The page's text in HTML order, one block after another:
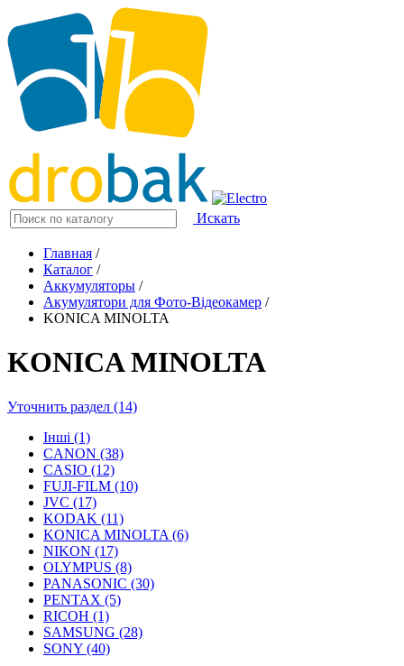
Искать
Главная /
Каталог /
Аккумуляторы /
Акумулятори для Фото-Відеокамер /
KONICA MINOLTA
KONICA MINOLTA
Уточнить раздел (14)
Інші (1)
CANON (38)
CASIO (12)
FUJI-FILM (10)
JVC (17)
KODAK (11)
KONICA MINOLTA (6)
NIKON (17)
OLYMPUS (8)
PANASONIC (30)
PENTAX (5)
RICOH (1)
SAMSUNG (28)
SONY (40)